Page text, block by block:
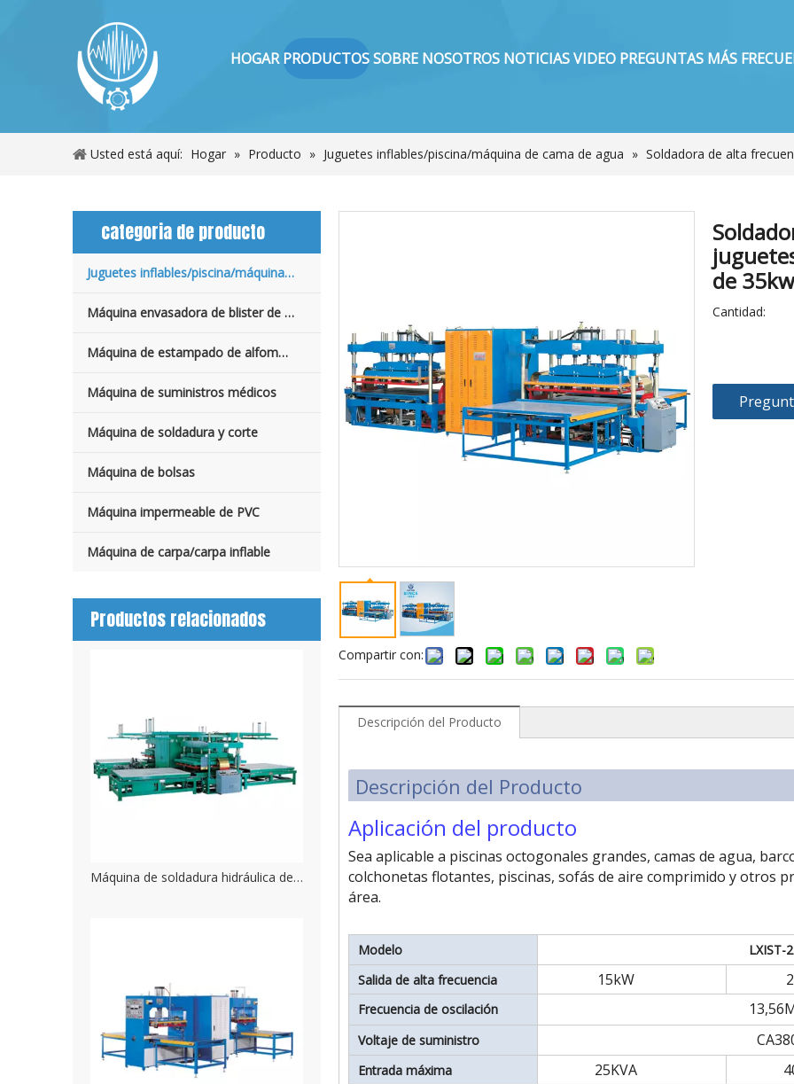
HOGAR PRODUCTOSSOBRE NOSOTROS NOTICIASVIDEO PREGUNTAS MÁS
Usted está aquí: Hogar » Producto » Juguetes inflables/piscina/máquina de cama de agua » Soldadora de alta
categoria de producto
Juguetes inflables/piscina/máquina de cama de agua
Máquina envasadora de blister de PVC y PET
Máquina de estampado de alfombras/cuero
Máquina de suministros médicos
Máquina de soldadura y corte
Máquina de bolsas
Máquina impermeable de PVC
Máquina de carpa/carpa inflable
Productos relacionados
Máquina de soldadura hidráulica de alta frecuencia para piscina, bote inflable de gran potencia
Compartir con:
de
Cantidad:
Descripción del Producto
Descripción del Producto
Aplicación del producto
Sea aplicable a piscinas octogonales grandes, camas de agua,
colchonetas flotantes, piscinas, sofás de aire comprimido y otros
área.
Modelo
LXIST-
Salida de alta frecuencia
15kW
Frecuencia de oscilación
Voltaje de suministro
Entrada máxima 25KVA